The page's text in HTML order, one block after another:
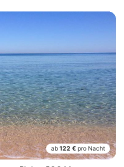
ab 122 € pro Nacht